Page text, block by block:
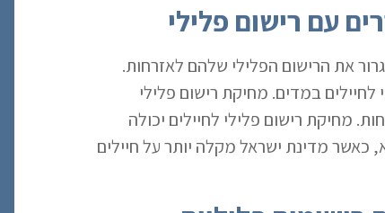
עם רישום פלילי
את הרישום הפלילי שלהם לאזרחות.
במדים. מחיקת רישום פלילי
מחיקת רישום פלילי לחיילים יכולה
כאשר מדינת ישראל מקלה יותר על חיילים